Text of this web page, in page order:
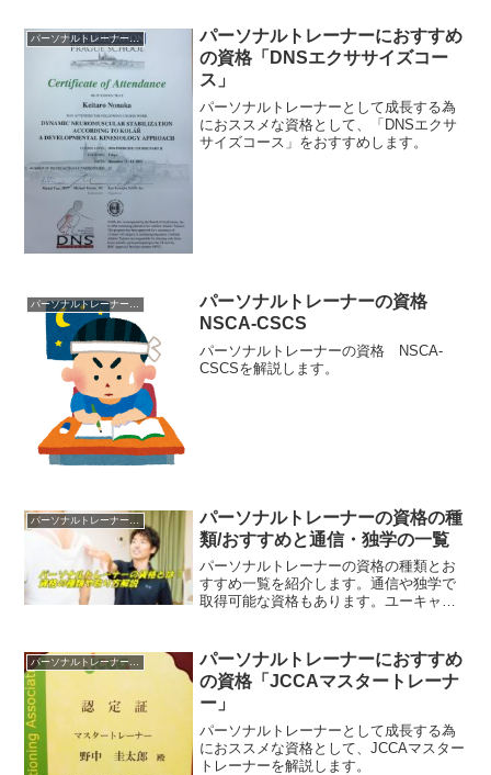
パーソナルトレーナーの資格
パーソナルトレーナーにおすすめ
の資格「DNSエクササイズコー
ス」
パーソナルトレーナーとして成長する為
におススメな資格として、「DNSエクサ
サイズコース」をおすすめします。
パーソナルトレーナーの資格
パーソナルトレーナーの資格
NSCA-CSCS
パーソナルトレーナーの資格 NSCA-
CSCSを解説します。
パーソナルトレーナーの資格の種
類/おすすめと通信・独学の一覧
パーソナルトレーナーの資格の種類とお
すすめ一覧を紹介します。通信や独学で
取得可能な資格もあります。ユーキャン
とも言えます。取得していなくても活動
は可能です。
パーソナルトレーナーの資格
パーソナルトレーナーにおすすめ
の資格「JCCAマスタートレーナ
ー」
パーソナルトレーナーとして成長する為
におススメな資格として、JCCAマスター
トレーナーを解説します。